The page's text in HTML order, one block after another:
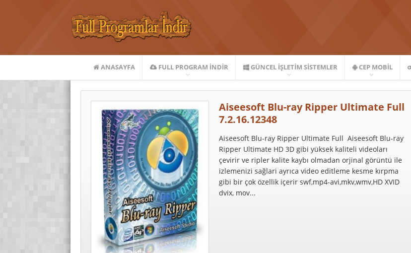
ANASAYFA FULL PROGRAM INDIR GÜNCEL İŞLETIM SISTEMLER CEP MOBIL
Aiseesoft Blu-ray Ripper Ultimate Full
7.2.16.12348
Aiseesoft Blu-ray Ripper Ultimate Full Aiseesoft Blu-ray
Ripper Ultimate HD 3D gibi yüksek kaliteli videoları
çevirir ve ripler kalite kaybı olmadan orjinal görüntü ile
izlemenizi sağlari ayrıca video editleme kesme kırpma
gibi bir çok özellik içerir swf,mp4-avi,mkv,wmv,HD XVID
dvix, mov...